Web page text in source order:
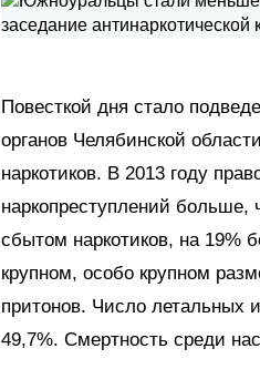
Повесткой дня стало
органов Челябинской
наркотиков. В 2013 году
наркопреступлений больше,
сбытом наркотиков, на 19%
крупном, особо крупном
притонов. Число летальных
49,7%. Смертность среди